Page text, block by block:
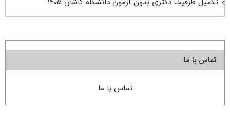
تماس با ما
تماس با ما